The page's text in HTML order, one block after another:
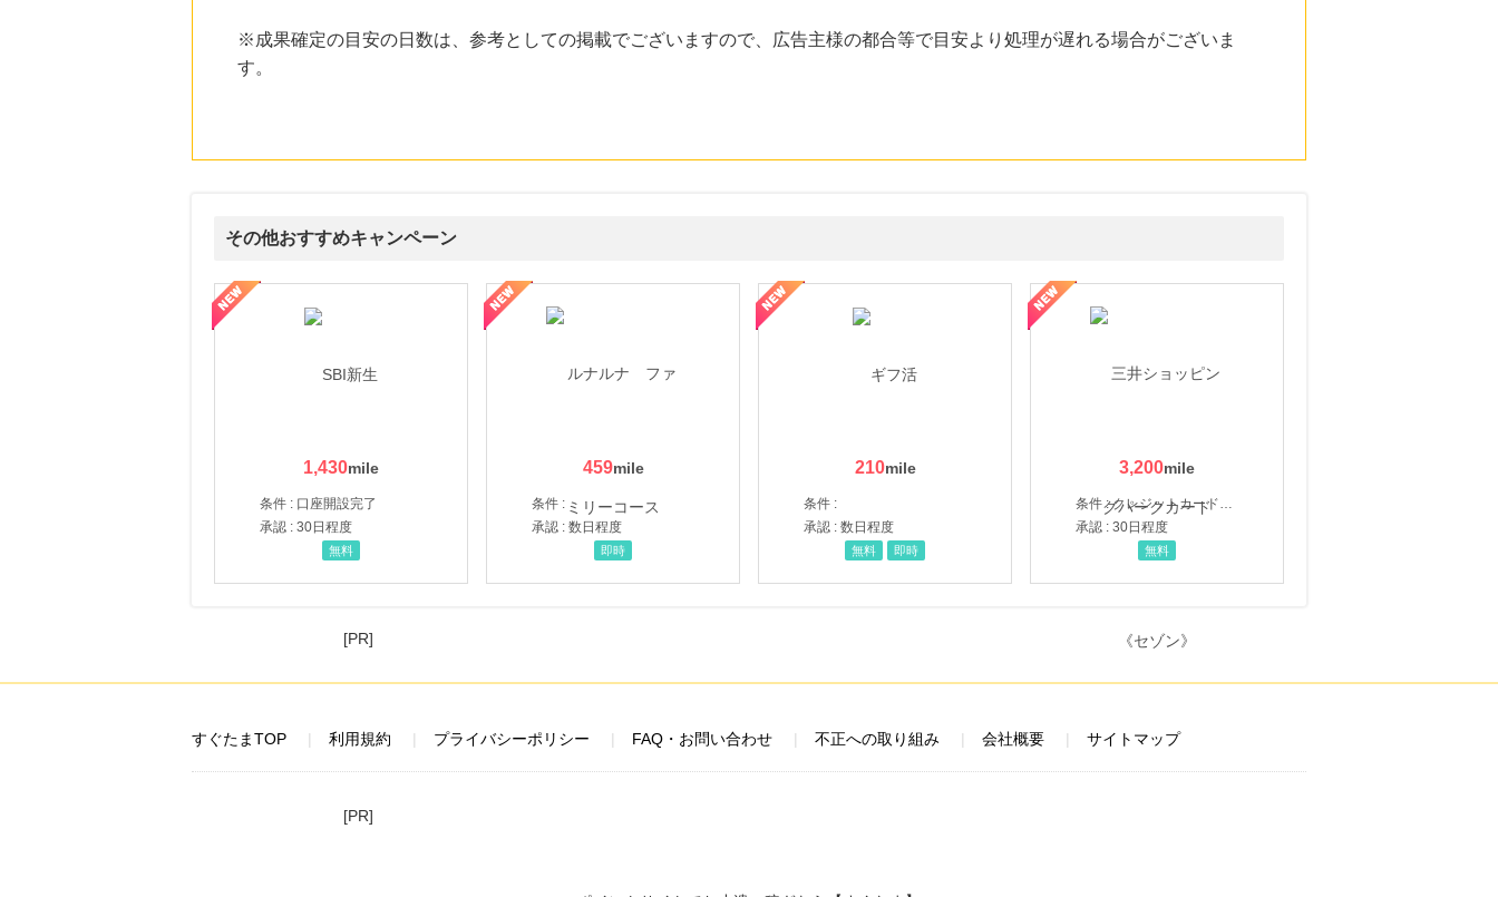
※成果確定の目安の日数は、参考としての掲載でございますので、広告主様の都合等で目安より処理が遅れる場合がございま
す。
その他おすすめキャンペーン
1,430
条件 : 口座開設完了
承認 : 30日程度
無料
459
条件 :
承認 : 数日程度
即時
210
条件 :
承認 : 数日程度
無料 即時
3,200
条件 : クレジットカード申込・発券
承認 : 30日程度
三井ショッピングパークカード《セゾン》
無料
[PR]
すぐたまTOP 利用規約 プライバシーポリシー FAQ・お問い合わせ 不正への取り組み 会社概要 サイトマップ
[PR]